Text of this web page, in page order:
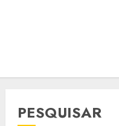
PESQUISAR